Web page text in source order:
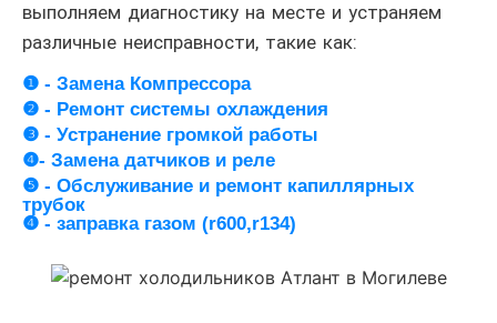
выполняем диагностику на месте и устраняем
различные неисправности, такие как:
❶ - Замена Компрессора
❷ - Ремонт системы охлаждения
❸ - Устранение громкой работы
❹- Замена датчиков и реле
❺ - Обслуживание и ремонт капиллярных
трубок
❹ - заправка газом (r600,r134)